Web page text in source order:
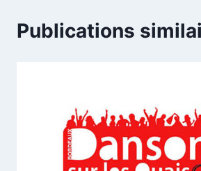
Publications